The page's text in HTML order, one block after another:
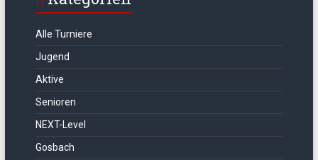
Alle Turniere
Jugend
Aktive
Senioren
NEXT-Level
Gosbach